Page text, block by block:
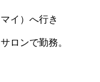
イ）へ行き
ロンで勤務。